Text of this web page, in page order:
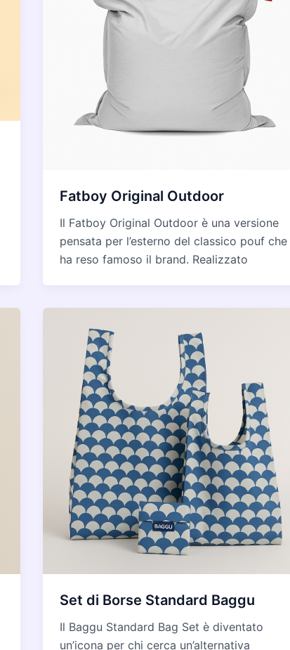
Fatboy Original Outdoor
Il Fatboy Original Outdoor è una versione
pensata per l’esterno del classico pouf che
ha reso famoso il brand. Realizzato
Set di Borse Standard Baggu
Il Baggu Standard Bag Set è diventato
un’icona per chi cerca un’alternativa